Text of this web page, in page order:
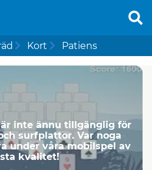
Kort Patiens
inte ännu tillgänglig för
surfplattor. Var noga
under våra mobilspel av
kvalitet!